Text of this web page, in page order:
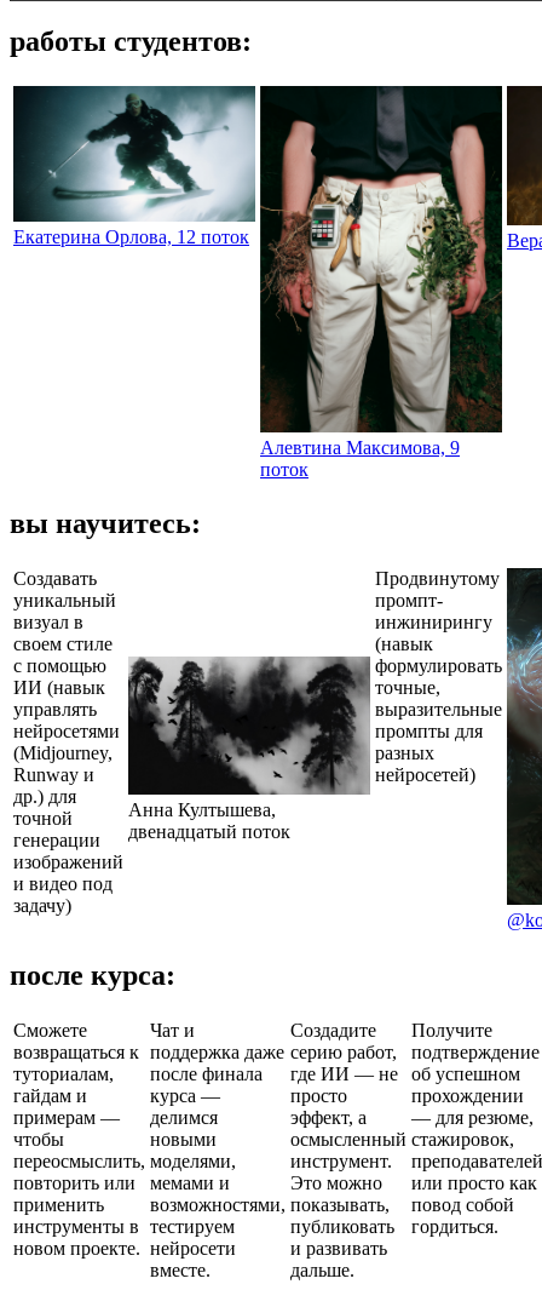
работы студентов:
Екатерина Орлова, 12 поток
Алевтина Максимова, 9
поток
вы научитесь:
Создавать
уникальный
визуал в
своем стиле
с помощью
ИИ (навык
управлять
нейросетями
(Midjourney,
Runway и
др.) для
точной
генерации
изображений
и видео под
задачу)
Анна Култышева,
двенадцатый поток
Продвинутому
промпт-
инжинирингу
(навык
формулировать
точные,
выразительные
промпты для
разных
нейросетей)
после курса:
Сможете
возвращаться к
туториалам,
гайдам и
примерам —
чтобы
переосмыслить,
повторить или
применить
инструменты в
новом проекте.
Чат и
поддержка даже
после финала
курса —
делимся
новыми
моделями,
мемами и
возможностями,
тестируем
нейросети
вместе.
Создадите
серию работ,
где ИИ — не
просто
эффект, а
осмысленный
инструмент.
Это можно
показывать,
публиковать
и развивать
дальше.
Получите
подтверждение
об успешном
прохождении
— для резюме,
стажировок,
преподавателей
или просто как
повод собой
гордиться.